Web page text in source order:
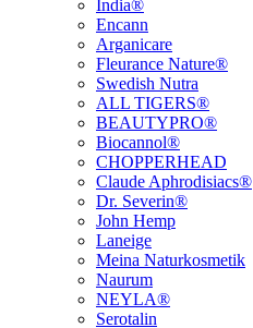
India®
Encann
Arganicare
Fleurance Nature®
Swedish Nutra
ALL TIGERS®
BEAUTYPRO®
Biocannol®
CHOPPERHEAD
Claude Aphrodisiacs®
Dr. Severin®
John Hemp
Laneige
Meina Naturkosmetik
Naurum
NEYLA®
Serotalin